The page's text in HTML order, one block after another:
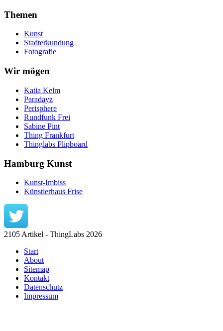
Themen
Kunst
Stadterkundung
Fotografie
Wir mögen
Katia Kelm
Paradayz
Perisphere
Rundfunk Frei
Sabine Pint
Thing Frankfurt
Thinglabs Flipboard
Hamburg Kunst
Kunst-Imbiss
Künstlerhaus Frise
2105 Artikel - ThingLabs 2026
Start
About
Sitemap
Kontakt
Datenschutz
Impressum